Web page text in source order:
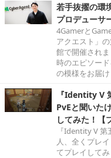
若手抜擢の環
プロデューサ
4Gamerと
アクエスト」
館で開催され
時のエピソー
の模様をお届け
『Identity V
PvEと聞いた
してみた！【
『Identity V
人、全くプレ
てプレイしてみ